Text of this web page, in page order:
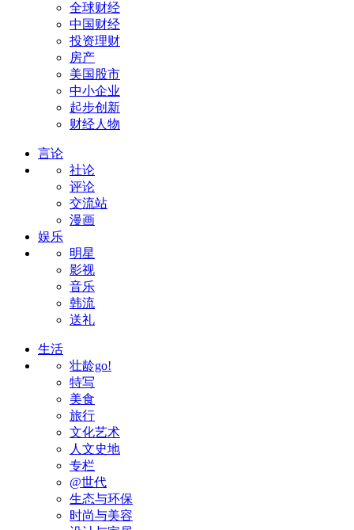
全球财经
中国财经
投资理财
房产
美国股市
中小企业
起步创新
财经人物
言论
社论
评论
交流站
漫画
娱乐
明星
影视
音乐
韩流
送礼
生活
壮龄go!
特写
美食
旅行
文化艺术
人文史地
专栏
@世代
生态与环保
时尚与美容